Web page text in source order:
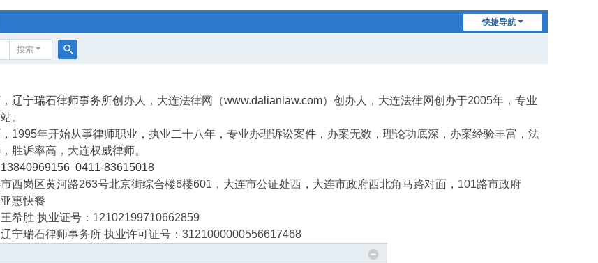
快捷导航
搜索
， 辽宁瑞石律师事务所创办人，大连法律网（www.dalianlaw.com）创办人，大连法律网创办于2005年，专业
。
1995年开始从事律师职业，执业二十八年，专业办理诉讼案件，办案无数，理论功底深，办案经验丰富，法
胜诉率高，大连权威律师。
13840969156 0411-83615018
西岗区黄河路263号北京街综合楼6楼601，大连市公证处西，大连市政府西北角马路对面，101路市政府
惠快餐
希胜 执业证号：12102199710662859
宁瑞石律师事务所 执业许可证号：3121000000556617468